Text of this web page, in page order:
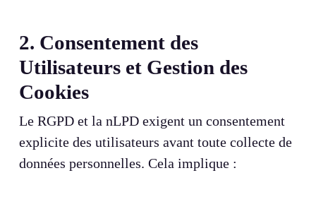
2. Consentement des
Utilisateurs et Gestion des
Cookies
Le RGPD et la nLPD exigent un consentement
explicite des utilisateurs avant toute collecte de
données personnelles. Cela implique :